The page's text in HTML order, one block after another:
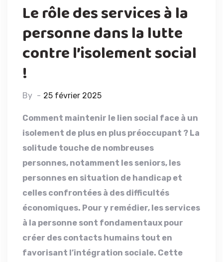
Le rôle des services à la
personne dans la lutte
contre l’isolement social
!
By 25 février 2025
Comment maintenir le lien social face à un
isolement de plus en plus préoccupant ? La
solitude touche de nombreuses
personnes, notamment les seniors, les
personnes en situation de handicap et
celles confrontées à des difficultés
économiques. Pour y remédier, les services
à la personne sont fondamentaux pour
créer des contacts humains tout en
favorisant l’intégration sociale. Cette